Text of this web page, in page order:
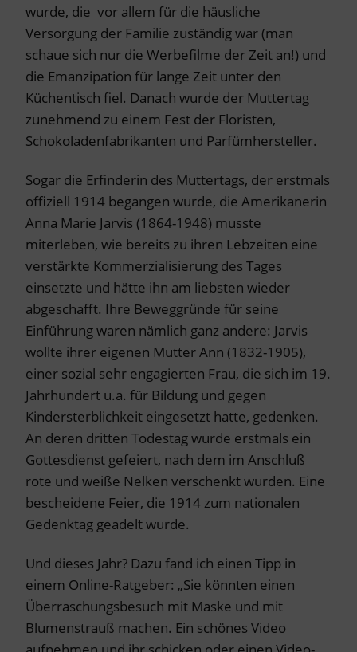
wurde, die vor allem für die häusliche
Versorgung der Familie zuständig war (man
schaue sich nur die Werbefilme der Zeit an!) und
die Emanzipation für lange Zeit unter den
Küchentisch fiel. Danach wurde der Muttertag
zunehmend zu einem Fest der Floristen,
Schokoladenfabrikanten und Parfümhersteller.
Sogar die Erfinderin des Muttertags, der erstmals
offiziell 1914 begangen wurde, die Amerikanerin
Anna Marie Jarvis (1864-1948) musste
miterleben, wie bereits zu ihren Lebzeiten eine
verstärkte Kommerzialisierung des Tages
einsetzte und hätte ihn am liebsten wieder
abgeschafft. Ihre Beweggründe für seine
Einführung waren nämlich ganz andere: Jarvis
wollte ihrer eigenen Mutter Ann (1832-1905),
einer sozial sehr engagierten Frau, die sich im 19.
Jahrhundert u.a. für Bildung und gegen
Kindersterblichkeit eingesetzt hatte, gedenken.
An deren dritten Todestag wurde erstmals ein
Gottesdienst gefeiert, nach dem im Anschluß
rote und weiße Nelken verschenkt wurden. Eine
bescheidene Feier, die 1914 zum nationalen
Gedenktag geadelt wurde.
Und dieses Jahr? Dazu fand ich einen Tipp in
einem Online-Ratgeber: „Sie könnten einen
Überraschungsbesuch mit Maske und mit
Blumenstrauß machen. Ein schönes Video